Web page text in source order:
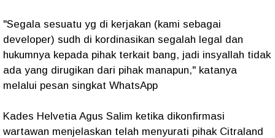
"Segala sesuatu yg di kerjakan (kami sebagai
developer) sudh di kordinasikan segalah legal dan
hukumnya kepada pihak terkait bang, jadi insyallah tidak
ada yang dirugikan dari pihak manapun," katanya
melalui pesan singkat WhatsApp
Kades Helvetia Agus Salim ketika dikonfirmasi
wartawan menjelaskan telah menyurati pihak Citraland